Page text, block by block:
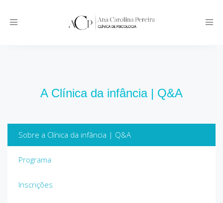
Toggle
A Clínica da infância | Q&A
Sobre a Clínica da infância | Q&A
Programa
Inscrições